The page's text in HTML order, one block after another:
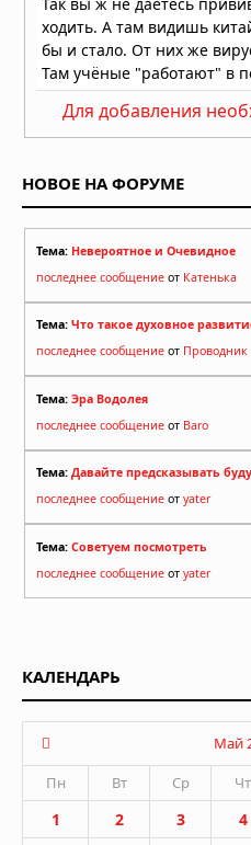
Для добавления
НОВОЕ НА ФОРУМЕ
Тема: Невероятное и Очевидное
последнее сообщение от Катенька
Тема: Что такое духовное
последнее сообщение от Проводник
Тема: Эра Водолея
последнее сообщение от Baro
Тема: Давайте предсказывать
последнее сообщение от yater
Тема: Советуем посмотреть
последнее сообщение от yater
КАЛЕНДАРЬ
Май
Пн
Вт Ср Чт
1 2 3 4